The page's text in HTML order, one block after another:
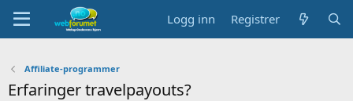
Logg inn Registrer
Affiliate-programmer
Erfaringer travelpayouts?